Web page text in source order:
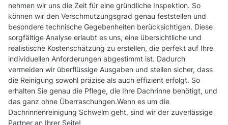
nehmen wir uns die Zeit für eine gründliche Inspektion. So
können wir den Verschmutzungsgrad genau feststellen und
besondere technische Gegebenheiten berücksichtigen. Diese
sorgfältige Analyse erlaubt es uns, eine übersichtliche und
realistische Kostenschätzung zu erstellen, die perfekt auf Ihre
individuellen Anforderungen abgestimmt ist. Dadurch
vermeiden wir überflüssige Ausgaben und stellen sicher, dass
die Reinigung sowohl präzise als auch effizient erfolgt. So
erhalten Sie genau die Pflege, die Ihre Dachrinne benötigt, und
das ganz ohne Überraschungen.Wenn es um die
Dachrinnenreinigung Schwelm geht, sind wir der zuverlässige
Partner an Ihrer Seite!